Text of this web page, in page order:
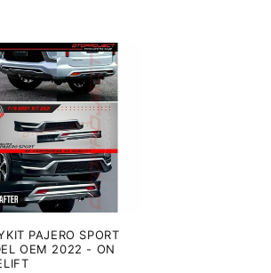
PAJERO SPORT
OEM 2022 - ON